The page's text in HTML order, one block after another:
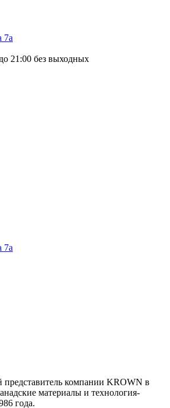
7а
21:00 без выходных
7а
компании KROWN в
материалы и технология-
года.